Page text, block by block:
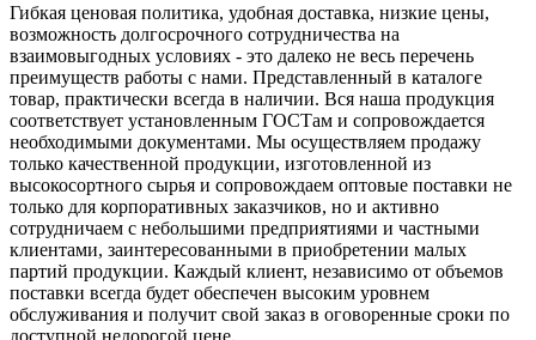
Гибкая ценовая политика, удобная доставка, низкие цены,
возможность долгосрочного сотрудничества на
взаимовыгодных условиях - это далеко не весь перечень
преимуществ работы с нами. Представленный в каталоге
товар, практически всегда в наличии. Вся наша продукция
соответствует установленным ГОСТам и сопровождается
необходимыми документами. Мы осуществляем продажу
только качественной продукции, изготовленной из
высокосортного сырья и сопровождаем оптовые поставки не
только для корпоративных заказчиков, но и активно
сотрудничаем с небольшими предприятиями и частными
клиентами, заинтересованными в приобретении малых
партий продукции. Каждый клиент, независимо от объемов
поставки всегда будет обеспечен высоким уровнем
обслуживания и получит свой заказ в оговоренные сроки по
доступной недорогой цене.